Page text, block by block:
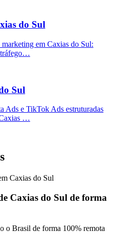
do Sul
em Caxias do Sul:
tráfego…
Sul
Ads e TikTok Ads estruturadas
…
Caxias do Sul
Caxias do Sul de forma
o Brasil de forma 100% remota